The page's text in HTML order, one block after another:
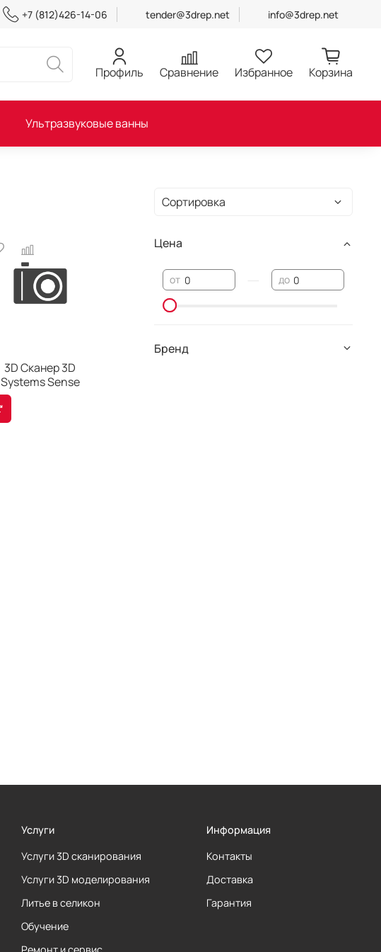
+7 (812)426-14-06 tender@3drep.net info@3drep.net
Профиль Сравнение Избранное Корзина
Ультразвуковые ванны
3D Сканер 3D
Systems Sense
Цена
от до
Бренд
Услуги
Услуги 3D сканирования
Услуги 3D моделирования
Литье в селикон
Обучение
Информация
Контакты
Доставка
Гарантия